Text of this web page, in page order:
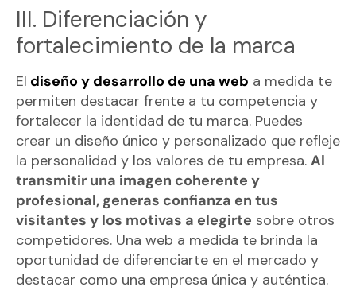
III. Diferenciación y
fortalecimiento de la marca
El diseño y desarrollo de una web a medida te
permiten destacar frente a tu competencia y
fortalecer la identidad de tu marca. Puedes
crear un diseño único y personalizado que refleje
la personalidad y los valores de tu empresa. Al
transmitir una imagen coherente y
profesional, generas confianza en tus
visitantes y los motivas a elegirte sobre otros
competidores. Una web a medida te brinda la
oportunidad de diferenciarte en el mercado y
destacar como una empresa única y auténtica.